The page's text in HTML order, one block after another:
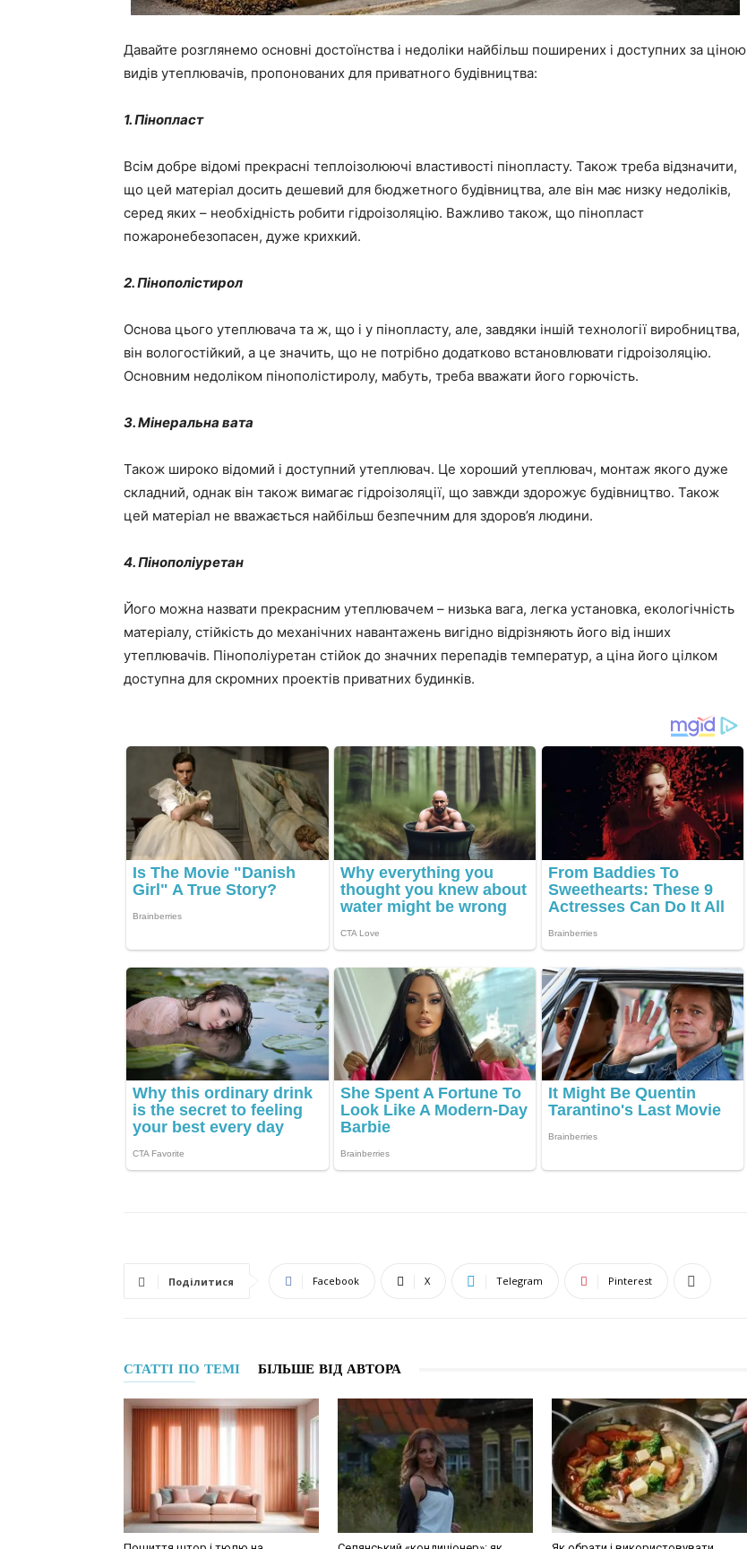
Давайте розглянемо основні достоїнства і недоліки найбільш поширених і доступних за ціною
видів утеплювачів, пропонованих для приватного будівництва:
1. Пінопласт
Всім добре відомі прекрасні теплоізолюючі властивості пінопласту. Також треба відзначити,
що цей матеріал досить дешевий для бюджетного будівництва, але він має низку недоліків,
серед яких – необхідність робити гідроізоляцію. Важливо також, що пінопласт
пожаронебезопасен, дуже крихкий.
2. Пінополістирол
Основа цього утеплювача та ж, що і у пінопласту, але, завдяки іншій технології виробництва,
він вологостійкий, а це значить, що не потрібно додатково встановлювати гідроізоляцію.
Основним недоліком пінополістиролу, мабуть, треба вважати його горючість.
3. Мінеральна вата
Також широко відомий і доступний утеплювач. Це хороший утеплювач, монтаж якого дуже
складний, однак він також вимагає гідроізоляції, що завжди здорожує будівництво. Також
цей матеріал не вважається найбільш безпечним для здоров’я людини.
4. Пінополіуретан
Його можна назвати прекрасним утеплювачем – низька вага, легка установка, екологічність
матеріалу, стійкість до механічних навантажень вигідно відрізняють його від інших
утеплювачів. Пінополіуретан стійок до значних перепадів температур, а ціна його цілком
доступна для скромних проектів приватних будинків.
Поділитися Facebook X Telegram Pinterest
СТАТТІ ПО ТЕМІ БІЛЬШЕ ВІД АВТОРА